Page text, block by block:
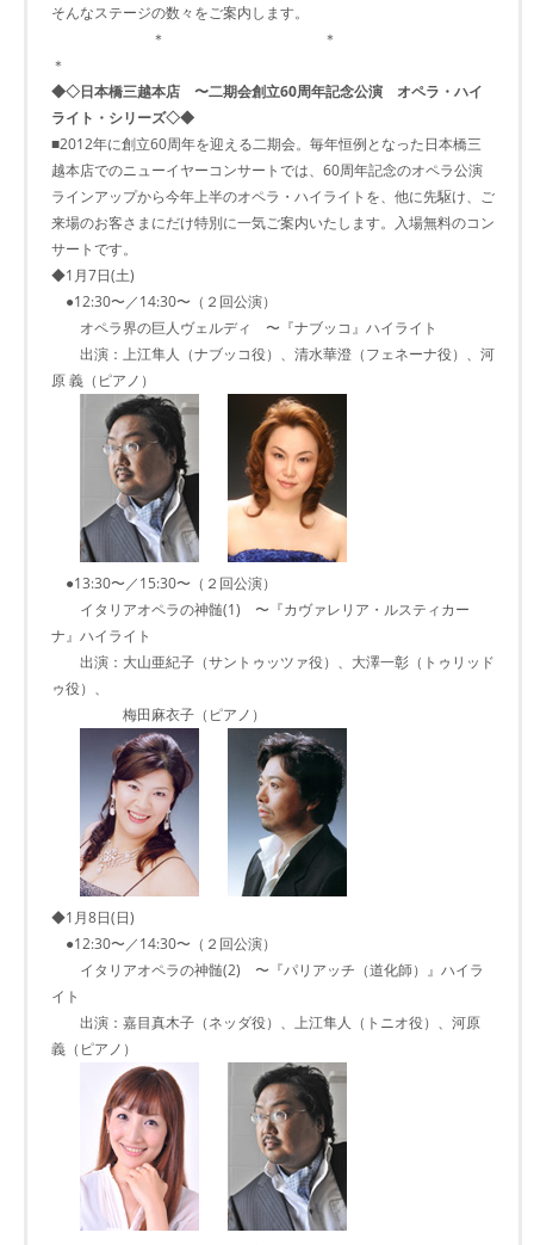
そんなステージの数々をご案内します。
＊ ＊
＊
◆◇日本橋三越本店 〜二期会創立60周年記念公演 オペラ・ハイ
ライト・シリーズ◇◆
■2012年に創立60周年を迎える二期会。毎年恒例となった日本橋三
越本店でのニューイヤーコンサートでは、60周年記念のオペラ公演
ラインアップから今年上半のオペラ・ハイライトを、他に先駆け、ご
来場のお客さまにだけ特別に一気ご案内いたします。入場無料のコン
サートです。
◆1月7日(土)
●12:30〜／14:30〜（２回公演）
オペラ界の巨人ヴェルディ 〜『ナブッコ』ハイライト
出演：上江隼人（ナブッコ役）、清水華澄（フェネーナ役）、河
原 義（ピアノ）
●13:30〜／15:30〜（２回公演）
イタリアオペラの神髄(1) 〜『カヴァレリア・ルスティカー
ナ』ハイライト
出演：大山亜紀子（サントゥッツァ役）、大澤一彰（トゥリッド
ゥ役）、
梅田麻衣子（ピアノ）
◆1月8日(日)
●12:30〜／14:30〜（２回公演）
イタリアオペラの神髄(2) 〜『パリアッチ（道化師）』ハイラ
イト
出演：嘉目真木子（ネッダ役）、上江隼人（トニオ役）、河原
義（ピアノ）